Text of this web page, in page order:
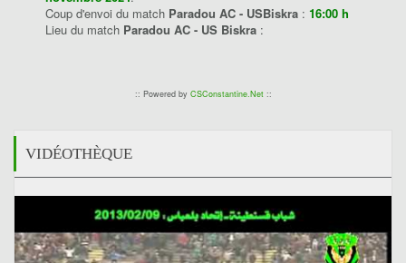
Coup d'envoi du match Paradou AC - USBiskra : 16:00 h
Lieu du match Paradou AC - US Biskra :
:: Powered by CSConstantine.Net::
VIDÉOTHÈQUE